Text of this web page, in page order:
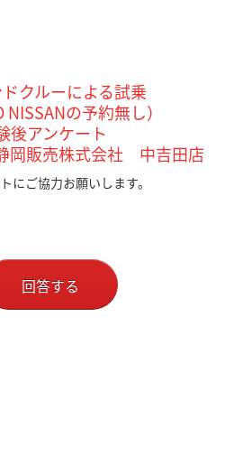
クルーによる試乗
NISSANの予約無し）
後アンケート
岡販売株式会社 中吉田店
にご協力お願いします。
回答する